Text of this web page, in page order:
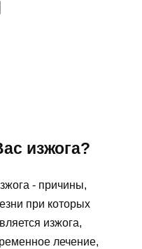
изжога?